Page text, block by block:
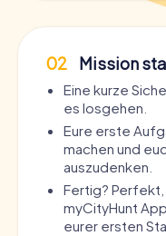
02 Mission
Eine kurze
es losgehen.
Eure erste
machen und
auszudenken.
Fertig?
myCityHunt
eurer ersten